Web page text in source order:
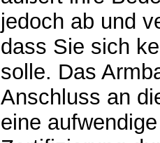
jedoch ab und
dass Sie sich
solle. Das
Anschluss an
eine